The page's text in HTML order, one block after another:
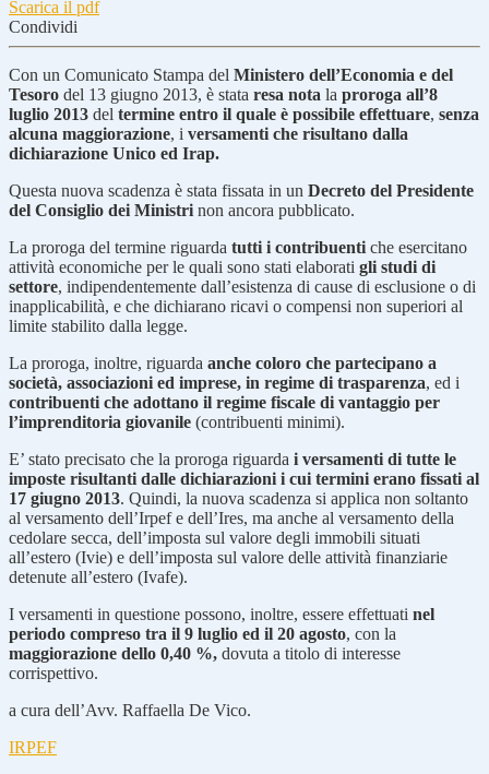
Scarica il pdf
Condividi
Con un Comunicato Stampa del Ministero dell’Economia e del
Tesoro del 13 giugno 2013, è stata resa nota la proroga all’8
luglio 2013 del termine entro il quale è possibile effettuare, senza
alcuna maggiorazione, i versamenti che risultano dalla
dichiarazione Unico ed Irap.
Questa nuova scadenza è stata fissata in un Decreto del Presidente
del Consiglio dei Ministri non ancora pubblicato.
La proroga del termine riguarda tutti i contribuenti che esercitano
attività economiche per le quali sono stati elaborati gli studi di
settore, indipendentemente dall’esistenza di cause di esclusione o di
inapplicabilità, e che dichiarano ricavi o compensi non superiori al
limite stabilito dalla legge.
La proroga, inoltre, riguarda anche coloro che partecipano a
società, associazioni ed imprese, in regime di trasparenza, ed i
contribuenti che adottano il regime fiscale di vantaggio per
l’imprenditoria giovanile (contribuenti minimi).
E’ stato precisato che la proroga riguarda i versamenti di tutte le
imposte risultanti dalle dichiarazioni i cui termini erano fissati al
17 giugno 2013. Quindi, la nuova scadenza si applica non soltanto
al versamento dell’Irpef e dell’Ires, ma anche al versamento della
cedolare secca, dell’imposta sul valore degli immobili situati
all’estero (Ivie) e dell’imposta sul valore delle attività finanziarie
detenute all’estero (Ivafe).
I versamenti in questione possono, inoltre, essere effettuati nel
periodo compreso tra il 9 luglio ed il 20 agosto, con la
maggiorazione dello 0,40 %, dovuta a titolo di interesse
corrispettivo.
a cura dell’Avv. Raffaella De Vico.
IRPEF